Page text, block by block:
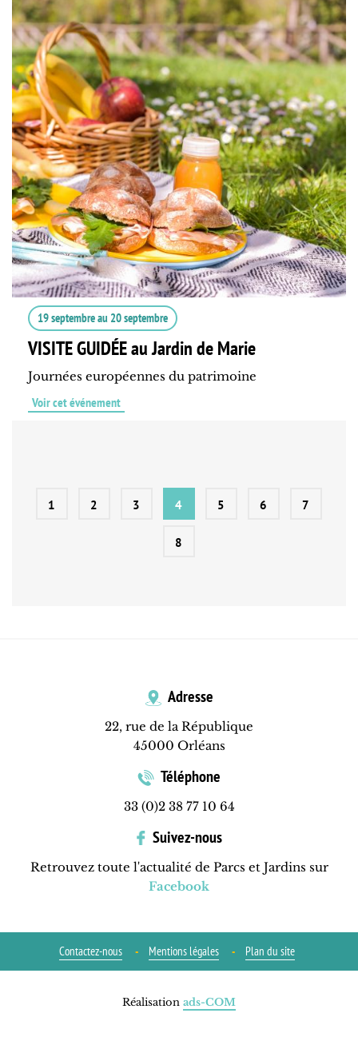
19 septembreau 20 septembre
VISITE GUIDÉE au Jardin de Marie
Journées européennes du patrimoine
Voir cet événement
1 2 3 4 5 6 7
8
Adresse
22, rue de la République
45000 Orléans
Téléphone
33 (0)2 38 77 10 64
Suivez-nous
Retrouvez toute l'actualité de Parcs et Jardins sur
Facebook
Contactez-nous Mentions légales Plan du site
Réalisation ads-COM